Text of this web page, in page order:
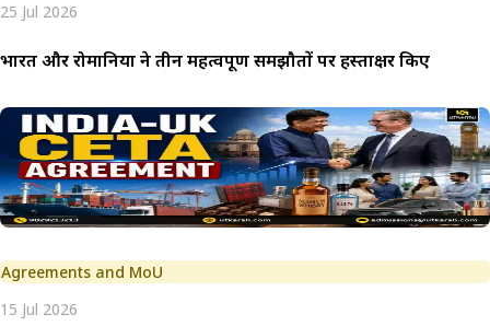
25 Jul 2026
भारत और रोमानिया ने तीन महत्वपूर्ण समझौतों पर हस्ताक्षर किए
Agreements and MoU
15 Jul 2026